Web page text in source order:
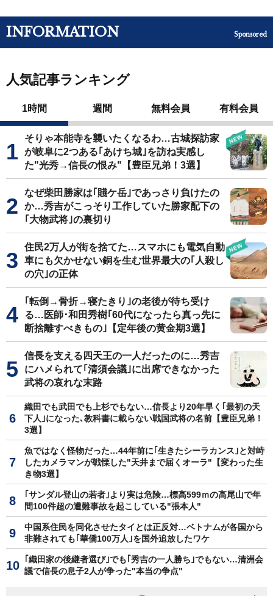
INFORMATION Sponsored
人気記事ランキング
1時間 週間 無料会員 有料会員
そりゃ本能寺を襲いたくなるわ…古城探訪家
が岐阜に2つある｢あけち城｣を訪ね実感し
た"光秀→信長の恨み"【豊臣兄弟！3選】
なぜ柴田勝家は｢賤ケ岳｣であっさり負けたの
か…秀吉がこっそり工作していた勝家配下の
｢大物武将｣の裏切り
住民2万人が街を捨てた…スマホにも電気自動
車にも欠かせない銅を生む世界最大の｢人殺し
の穴｣の正体
｢転倒→骨折→寝たきり｣の老後が待ち受け
る…医師･和田秀樹｢60代になったら真っ先に
断捨離すべきもの｣【定年後の黄金期3選】
信長を支える四天王の一人だったのに…秀吉
にハメられて｢清須会議｣に出席できなかった
武将の哀れな末路
織田でも武田でも上杉でもない…信長より20年早く｢最初の天
下人｣になった､教科書に載らない戦国武将の名前【豊臣兄弟！
3選】
魚ではなく怪物だった…44年前に｢生きたシーラカンス｣と対峙
したカメラマンが戦慄した"天井まで届くオーラ"【変わった生
き物3選】
｢サンダル登山の若者｣より実は危険…標高599ｍの高尾山で年
間100件超の遭難事故を起こしている"張本人"
中国系住民を同化させたタイとは正反対…ベトナムが各国から
非難されても｢華僑100万人｣を国外追放したワケ
｢織田家の後継者選び｣でも｢秀吉の一人勝ち｣でもない…清洲会
議で信長の息子2人が争った"本当の争点"